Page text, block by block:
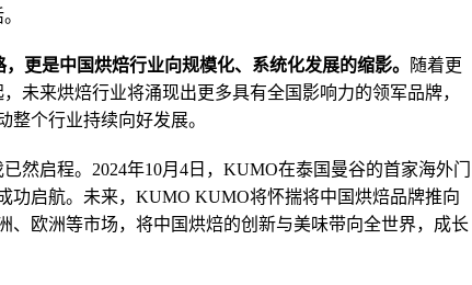
更是中国烘焙行业向规模化、系统化发展的缩影。
随着更
未来烘焙行业将涌现出更多具有全国影响力的领军品牌，
整个行业持续向好发展。
然启程。2024年10月4日，KUMO在泰国曼谷的首家海外门
功启航。未来，KUMO KUMO将怀揣将中国烘焙品牌推向
、欧洲等市场，将中国烘焙的创新与美味带向全世界，成长